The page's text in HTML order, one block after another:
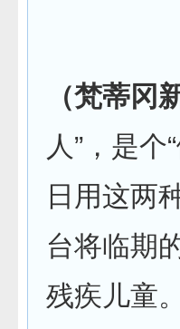
（梵蒂冈
人”，是
日用这两
台将临期
残疾儿童